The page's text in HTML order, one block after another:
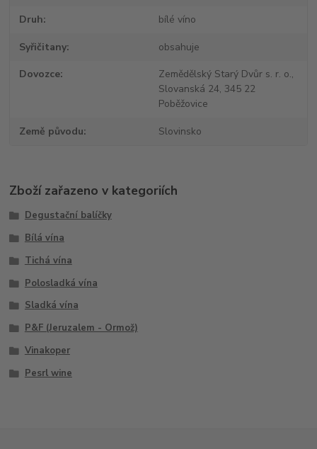
Druh bílé víno
Syřičitany obsahuje
Dovozce
Zemědělský Starý Dvůr s. r. o.,
Slovanská 24, 345 22
Poběžovice
Země původu Slovinsko
Zboží zařazeno v kategoriích
Degustační balíčky
Bílá vína
Tichá vína
Polosladká vína
Sladká vína
P&F (Jeruzalem - Ormož)
Vinakoper
Pesrl wine